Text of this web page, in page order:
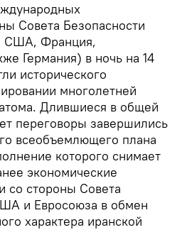
Совета Безопасности
США, Франция,
Германия) в ночь на 14
исторического
многолетней
Длившиеся в общей
переговоры завершились
всеобъемлющего плана
которого снимает
экономические
со стороны Совета
и Евросоюза в обмен
характера иранской